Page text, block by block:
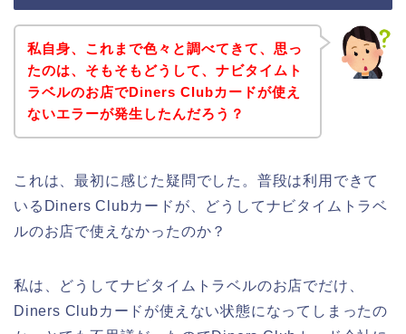
私自身、これまで色々と調べてきて、思っ
たのは、そもそもどうして、ナビタイムト
ラベルのお店でDiners Clubカードが使え
ないエラーが発生したんだろう？
これは、最初に感じた疑問でした。普段は利用できて
いるDiners Clubカードが、どうしてナビタイムトラベ
ルのお店で使えなかったのか？
私は、どうしてナビタイムトラベルのお店でだけ、
Diners Clubカードが使えない状態になってしまったの